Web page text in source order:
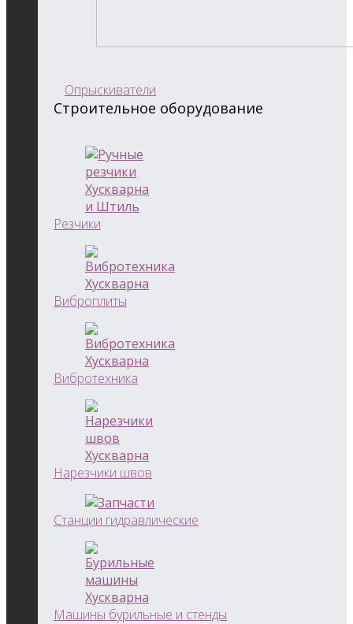
Опрыскиватели
Строительное оборудование
Резчики
Виброплиты
Вибротехника
Нарезчики швов
Станции гидравлические
Машины бурильные и стенды